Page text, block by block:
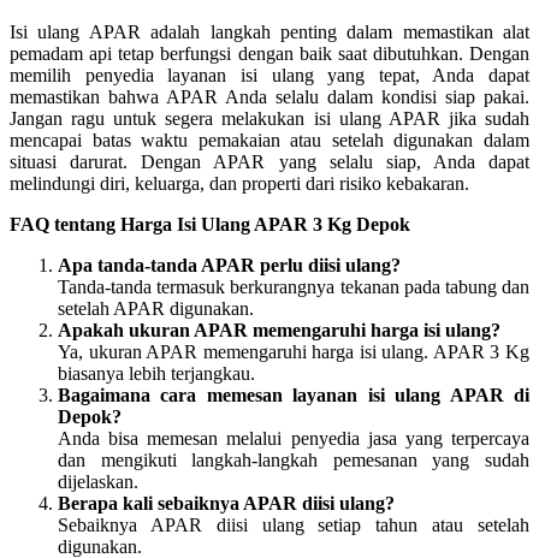
Isi ulang APAR adalah langkah penting dalam memastikan alat
pemadam api tetap berfungsi dengan baik saat dibutuhkan. Dengan
memilih penyedia layanan isi ulang yang tepat, Anda dapat
memastikan bahwa APAR Anda selalu dalam kondisi siap pakai.
Jangan ragu untuk segera melakukan isi ulang APAR jika sudah
mencapai batas waktu pemakaian atau setelah digunakan dalam
situasi darurat. Dengan APAR yang selalu siap, Anda dapat
melindungi diri, keluarga, dan properti dari risiko kebakaran.
FAQ tentang Harga Isi Ulang APAR 3 Kg Depok
Apa tanda-tanda APAR perlu diisi ulang?
Tanda-tanda termasuk berkurangnya tekanan pada tabung dan
setelah APAR digunakan.
Apakah ukuran APAR memengaruhi harga isi ulang?
Ya, ukuran APAR memengaruhi harga isi ulang. APAR 3 Kg
biasanya lebih terjangkau.
Bagaimana cara memesan layanan isi ulang APAR di
Depok?
Anda bisa memesan melalui penyedia jasa yang terpercaya
dan mengikuti langkah-langkah pemesanan yang sudah
dijelaskan.
Berapa kali sebaiknya APAR diisi ulang?
Sebaiknya APAR diisi ulang setiap tahun atau setelah
digunakan.